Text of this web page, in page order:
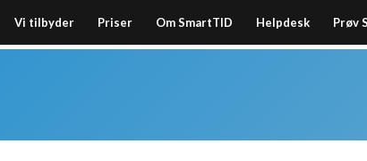
Vi tilbyder Priser Om SmartTID Helpdesk Prøv